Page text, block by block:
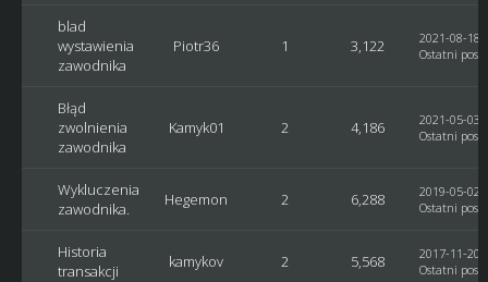
blad
wystawienia
zawodnika
Piotr36 1 3,122
2021-08-18,
Ostatni post
Błąd
zwolnienia
zawodnika
Kamyk01 2 4,186
2021-05-03,
Ostatni post
Wykluczenia
zawodnika.
Hegemon 2 6,288
2019-05-02,
Ostatni post
Historia
transakcji
kamykov 2 5,568
2017-11-20,
Ostatni post